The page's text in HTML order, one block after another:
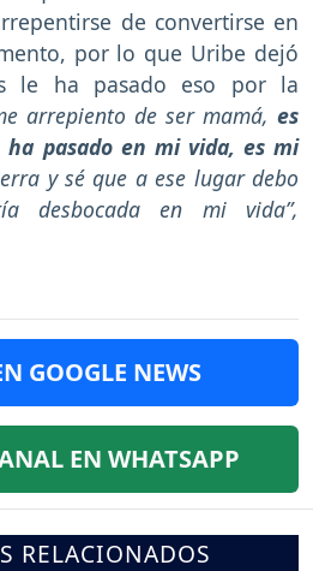
de convertirse en
por lo que Uribe dejó
le ha pasado eso por la
arrepiento de ser mamá, es
pasado en mi vida, es mi
y sé que a ese lugar debo
desbocada en mi vida”,
GOOGLE NEWS
EN WHATSAPP
RELACIONADOS